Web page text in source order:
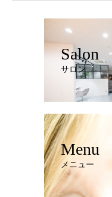
Salon
サロン
Menu
メニュー